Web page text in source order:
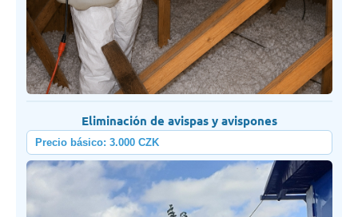
Eliminación de avispas y avispones
Precio básico: 3.000 CZK